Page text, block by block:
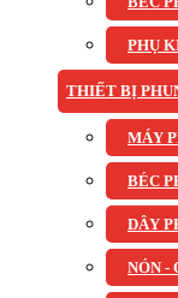
PHỤ
THIẾT BỊ
MÁY
BÉC
DÂY
NÓN -